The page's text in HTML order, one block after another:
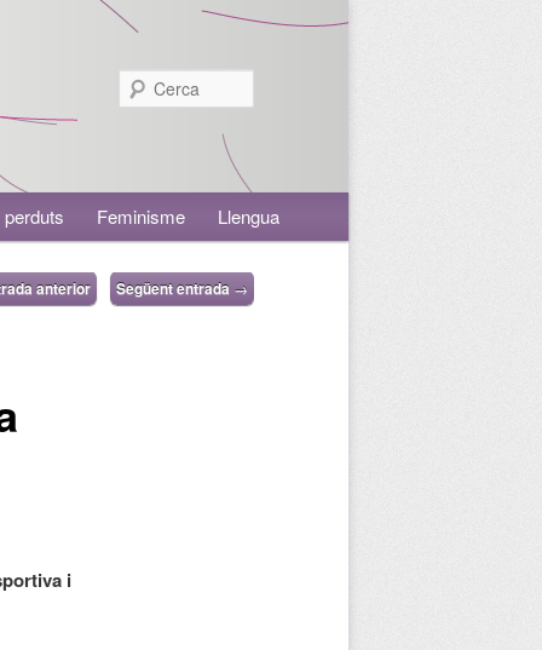
Feminisme Llengua
anterior Següent entrada →
i